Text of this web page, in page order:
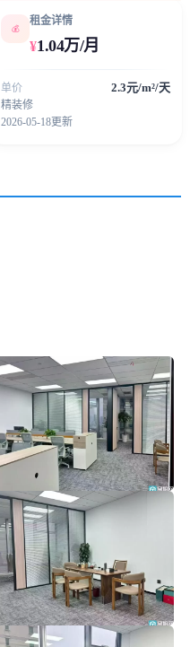
💰
租金详情
¥1.04万/月
单价 2.3元/m²/天
精装修
2026-05-18更新